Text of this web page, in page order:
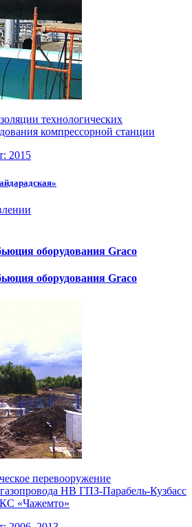
технологических
компрессорной станции
2015
оборудования Graco
оборудования Graco
перевооружение
НВ ГПЗ-Парабель-Кузбасс
«Чажемто»